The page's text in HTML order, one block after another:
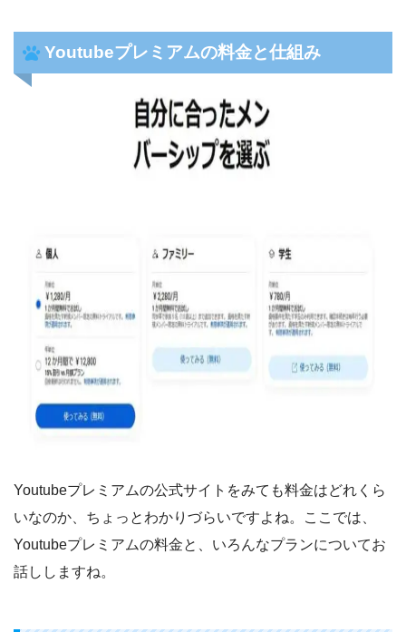
Youtubeプレミアムの料金と仕組み
Youtubeプレミアムの公式サイトをみても料金はどれくら
いなのか、ちょっとわかりづらいですよね。ここでは、
Youtubeプレミアムの料金と、いろんなプランについてお
話ししますね。